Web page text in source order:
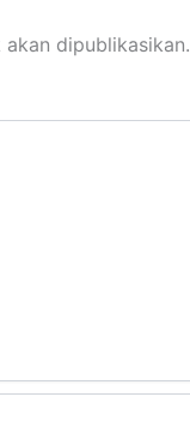
dipublikasikan.